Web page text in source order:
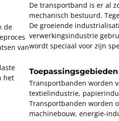
de
van
het
De transportband is er al
mechanisch bestuurd.
De groeiende
verwerkingsindustrie
wordt speciaal voor zijn
Transportbanden worden
textielindustrie,
Transportbanden worden
machinebouw, energie-